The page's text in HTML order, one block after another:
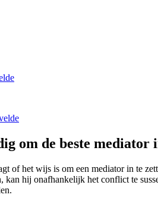
om de beste mediator
of het wijs is om een mediator in te
kan hij onafhankelijk het conflict te